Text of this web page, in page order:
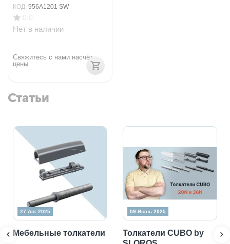
КОД: 956A1201 SW
Нет в наличии
Свяжитесь с нами насчёт
цены
Статьи
09 Июнь 2025
Толкатели CUBO by